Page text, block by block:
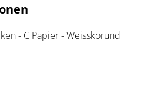
- C Papier - Weisskorund